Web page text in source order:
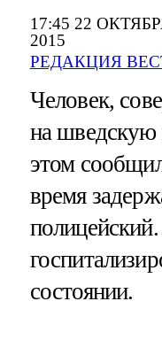
17:45 22
2015
РЕДАКЦИЯ
Человек,
на
этом
время
состоянии.